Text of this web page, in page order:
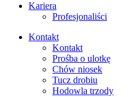
Kariera
Profesjonaliści
Kontakt
Kontakt
Prośba o ulotkę
Chów niosek
Tucz drobiu
Hodowla trzody